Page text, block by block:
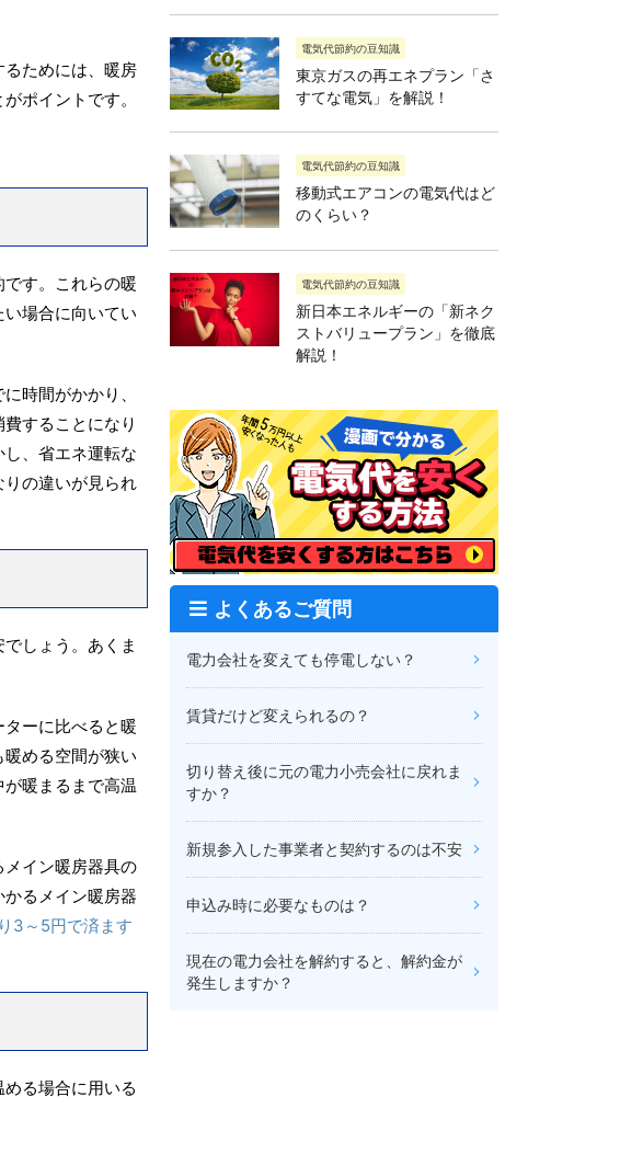
ためには、暖房
ポイントです。
す。これらの暖
場合に向いてい
時間がかかり、
することになり
、省エネ運転な
の違いが見られ
しょう。あくま
ーに比べると暖
める空間が狭い
暖まるまで高温
イン暖房器具の
るメイン暖房器
3～5円で済ます
る場合に用いる
電気代節約の豆知識
東京ガスの再エネプラン「さ
すてな電気」を解説！
電気代節約の豆知識
移動式エアコンの電気代はど
のくらい？
電気代節約の豆知識
新日本エネルギーの「新ネク
ストバリュープラン」を徹底
解説！
よくあるご質問
電力会社を変えても停電しない？
賃貸だけど変えられるの？
切り替え後に元の電力小売会社に戻れま
すか？
新規参入した事業者と契約するのは不安
申込み時に必要なものは？
現在の電力会社を解約すると、解約金が
発生しますか？